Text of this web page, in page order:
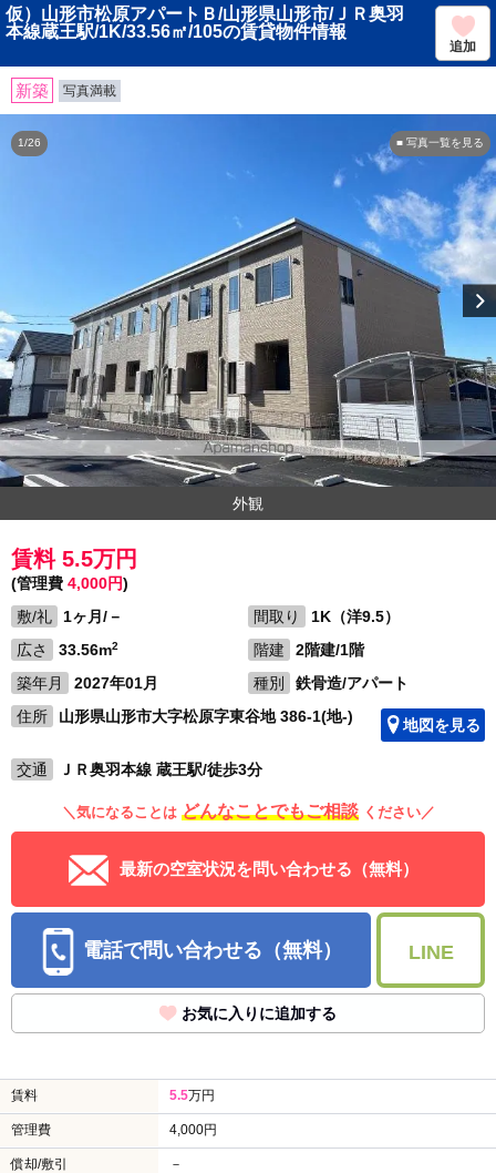
仮）山形市松原アパートＢ/山形県山形市/ＪＲ奥羽
本線蔵王駅/1K/33.56㎡/105の賃貸物件情報
追加
新築 写真満載
■ 写真一覧を見る
1/26
外観
賃料 5.5万円
(管理費 4,000円)
敷/礼
1ヶ月/－ 間取り
1K（洋9.5）
広さ
33.56m2 階建
2階建/1階
築年月
2027年01月 種別
鉄骨造/アパート
住所
山形県山形市大字松原字東谷地 386-1(地-) 地図を見る
交通 ＪＲ奥羽本線 蔵王駅/徒歩3分
＼気になることは どんなことでもご相談 ください／
最新の空室状況を問い合わせる（無料）
電話で問い合わせる（無料） LINE
お気に入りに追加する
賃料 5.5万円
管理費 4,000円
償却/敷引 －